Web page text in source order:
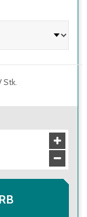
mm
Stk.